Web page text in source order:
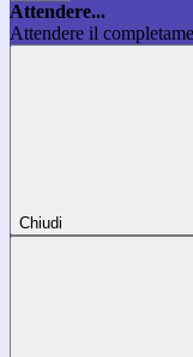
Attendere...
Attendere il
Chiudi